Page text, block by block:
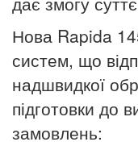
Нова Rapida
систем, що
надшвидкої
підготовки до
замовлень: